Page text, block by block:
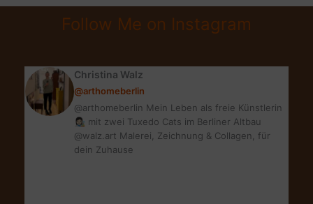
LAMINAT
IST
IDEAL?
Follow Me on Instagram
Christina Walz
@arthomeberlin
@arthomeberlin Mein Leben als freie Künstlerin
👩🏻‍🎨 mit zwei Tuxedo Cats im Berliner Altbau
@walz.art Malerei, Zeichnung & Collagen, für
dein Zuhause